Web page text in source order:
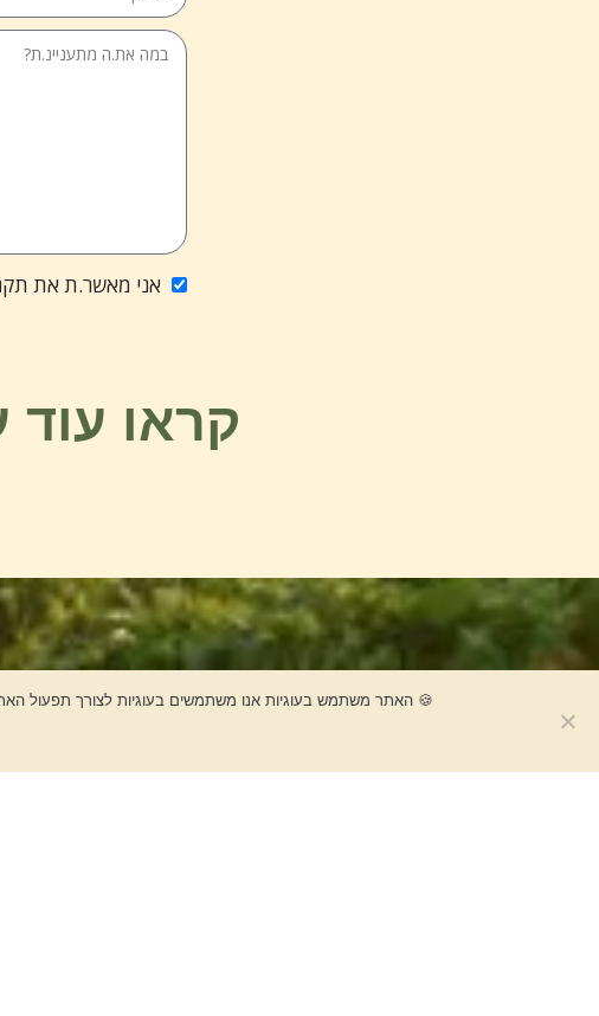
אני מאשר.ת את
קראו עוד
🍪 האתר משתמש בעוגיות אנו משתמשים בעוגיות לצורך תפעול